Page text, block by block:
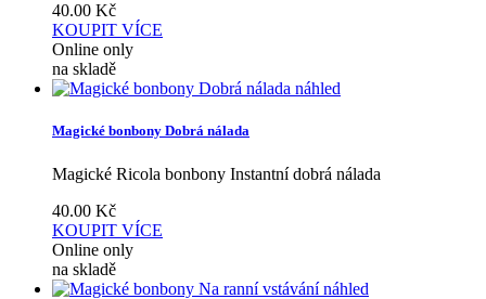
40.00 Kč
KOUPIT VÍCE
Online only
na skladě
náhled
Magické bonbony Dobrá nálada
Magické Ricola bonbony Instantní dobrá nálada
40.00 Kč
KOUPIT VÍCE
Online only
na skladě
náhled